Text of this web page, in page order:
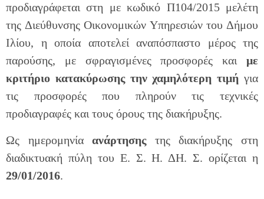
προδιαγράφεται στη με κωδικό Π104/2015 μελέτη
της Διεύθυνσης Οικονομικών Υπηρεσιών του Δήμου
Ιλίου, η οποία αποτελεί αναπόσπαστο μέρος της
παρούσης, με σφραγισμένες προσφορές και με
κριτήριο κατακύρωσης την χαμηλότερη τιμήγια
τις προσφορές που πληρούν τις τεχνικές
προδιαγραφές και τους όρους της διακήρυξης.
Ως ημερομηνίαανάρτησηςτης διακήρυξης στη
διαδικτυακή πύλη του Ε. Σ. Η. ΔΗ. Σ. ορίζεται η
29/01/2016.